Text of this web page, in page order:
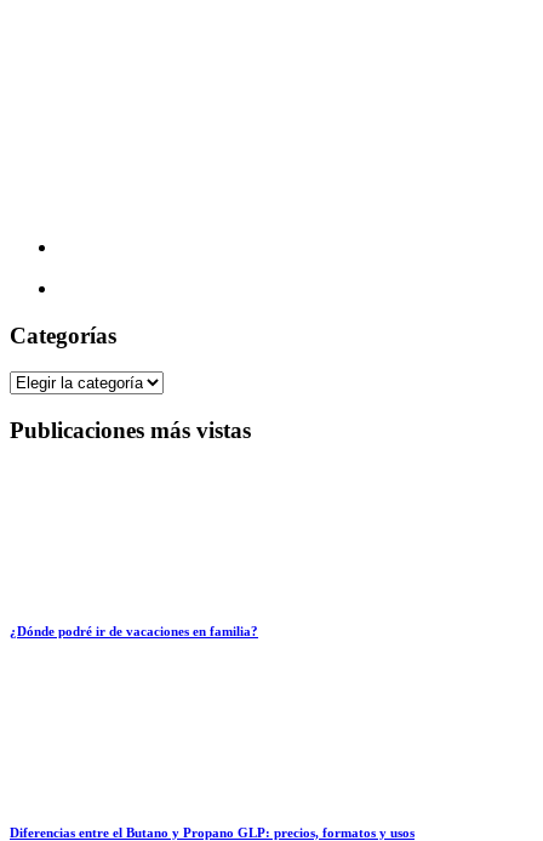
Categorías
Categorías
Publicaciones más vistas
¿Dónde podré ir de vacaciones en familia?
Diferencias entre el Butano y Propano GLP: precios, formatos y usos